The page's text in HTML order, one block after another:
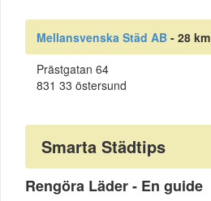
Mellansvenska Städ AB - 28 km
Prästgatan 64
831 33 östersund
Smarta Städtips
Rengöra Läder - En guide